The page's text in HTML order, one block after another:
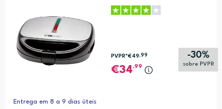
-30%
sobre PVPR
PVPR*€49,99
34,99
Entrega em 8 a 9 dias úteis